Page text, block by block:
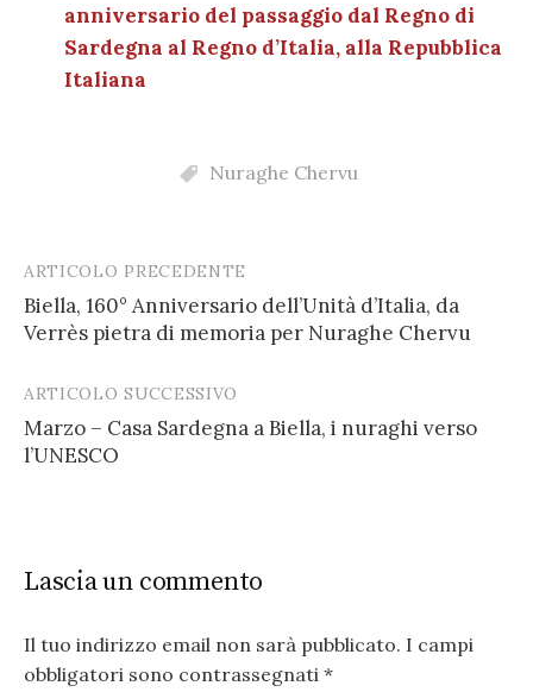
anniversario del passaggio dal Regno di
Sardegna al Regno d’Italia, alla Repubblica
Italiana
Nuraghe Chervu
Post
navigation
ARTICOLO PRECEDENTE
Biella, 160° Anniversario dell’Unità d’Italia, da
Verrès pietra di memoria per Nuraghe Chervu
ARTICOLO SUCCESSIVO
Marzo – Casa Sardegna a Biella, i nuraghi verso
l’UNESCO
Lascia un commento
Il tuo indirizzo email non sarà pubblicato. I campi
obbligatori sono contrassegnati *